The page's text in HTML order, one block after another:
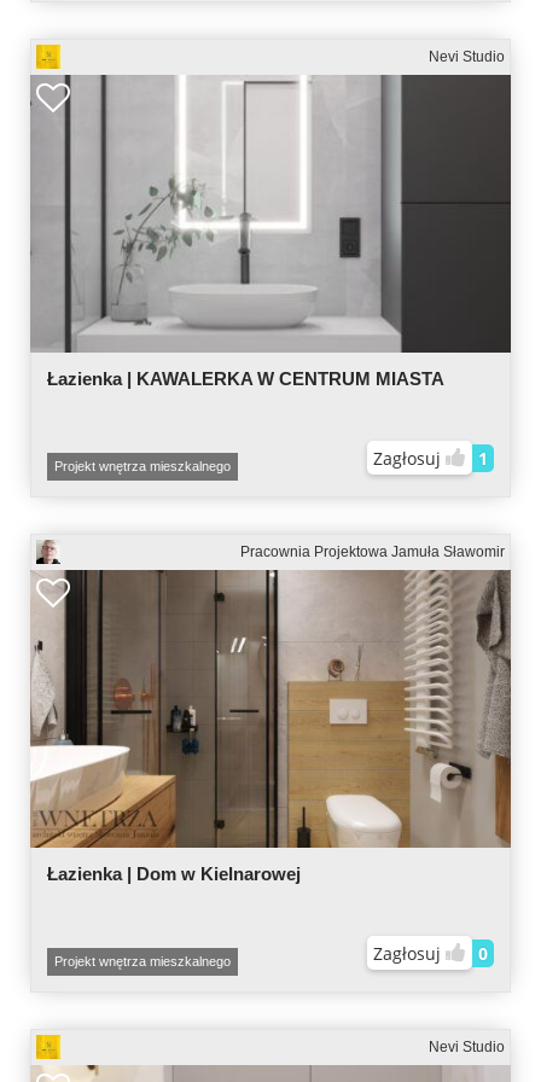
Nevi Studio
Łazienka | KAWALERKA W CENTRUM MIASTA
Projekt wnętrza mieszkalnego Zagłosuj 1
Pracownia Projektowa Jamuła Sławomir
Łazienka | Dom w Kielnarowej
Projekt wnętrza mieszkalnego Zagłosuj 0
Nevi Studio